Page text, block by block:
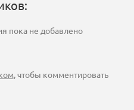
пока не добавлено
, чтобы комментировать